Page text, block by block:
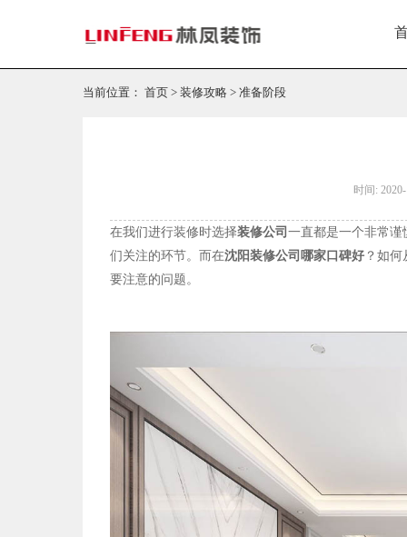
当前位置： 首页 > 装修攻略 > 准备阶段
时间:
在我们进行装修时选择装修公司 一直都是一个非常
们关注的环节。而在沈阳装修公司哪家口碑好 ？如
要注意的问题。